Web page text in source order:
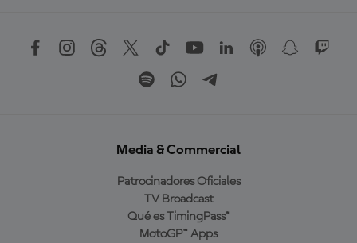
Media & Commercial
Patrocinadores Oficiales
TV Broadcast
Qué es TimingPass™
MotoGP™ Apps